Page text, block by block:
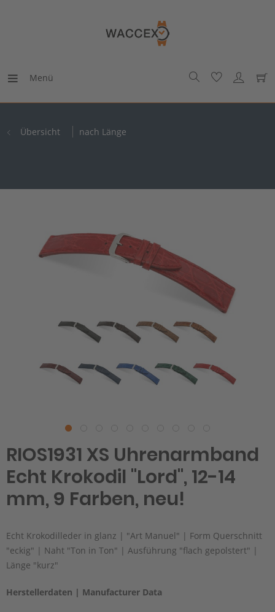
Menü
Übersicht nach Länge
RIOS1931 XS Uhrenarmband
Echt Krokodil "Lord", 12-14
mm, 9 Farben, neu!
Echt Krokodilleder in glanz | "Art Manuel" | Form Querschnitt
"eckig" | Naht "Ton in Ton" | Ausführung "flach gepolstert" |
Länge "kurz"
Herstellerdaten | Manufacturer Data